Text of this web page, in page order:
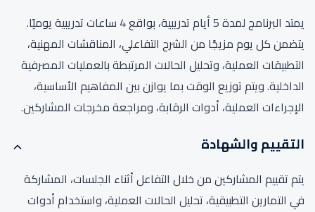
يمتد البرنامج لمدة 5 أيام تدريبية، بواقع 4 ساعات تدريبية يوميًا.
يتضمن كل يوم مزيجًا من الشرح التفاعلي، المناقشات المهنية،
التطبيقات العملية، وتحليل الحالات المرتبطة بالعمليات المصرفية
الداخلية. ويتم توزيع الوقت بما يوازن بين المفاهيم الأساسية،
الإجراءات العملية، أدوات الرقابة، ومراجعة مخرجات المشاركين.
التقييم والشهادة
يتم تقييم المشاركين من خلال التفاعل أثناء الجلسات، المشاركة
في التمارين التطبيقية، تحليل الحالات العملية، واستخدام أدوات